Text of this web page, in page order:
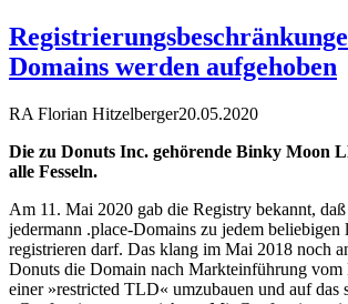
Domains werden aufgehoben
RA Florian Hitzelberger20.05.2020
Die zu Donuts Inc. gehörende Binky Moon
alle Fesseln.
Am 11. Mai 2020 gab die Registry bekannt,
jedermann .place-Domains zu jedem beliebigen
registrieren darf. Das klang im Mai 2018 noch
Donuts die Domain nach Markteinführung vom
einer »restricted TLD« umzubauen und auf das